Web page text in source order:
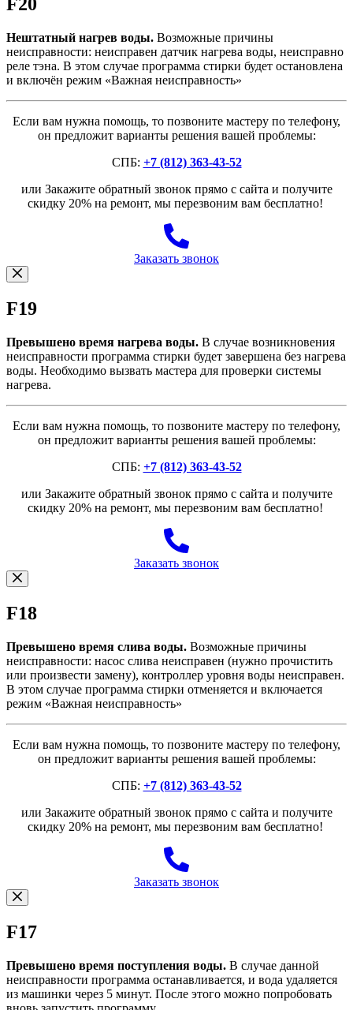
F20
Нештатный нагрев воды. Возможные причины
неисправности: неисправен датчик нагрева воды, неисправно
реле тэна. В этом случае программа стирки будет остановлена
и включён режим «Важная неисправность»
Если вам нужна помощь, то позвоните мастеру по телефону,
он предложит варианты решения вашей проблемы:
СПБ: +7 (812) 363-43-52
или Закажите обратный звонок прямо с сайта и получите
скидку 20% на ремонт, мы перезвоним вам бесплатно!
Заказать звонок
F19
Превышено время нагрева воды. В случае возникновения
неисправности программа стирки будет завершена без нагрева
воды. Необходимо вызвать мастера для проверки системы
нагрева.
Если вам нужна помощь, то позвоните мастеру по телефону,
он предложит варианты решения вашей проблемы:
СПБ: +7 (812) 363-43-52
или Закажите обратный звонок прямо с сайта и получите
скидку 20% на ремонт, мы перезвоним вам бесплатно!
Заказать звонок
F18
Превышено время слива воды. Возможные причины
неисправности: насос слива неисправен (нужно прочистить
или произвести замену), контроллер уровня воды неисправен.
В этом случае программа стирки отменяется и включается
режим «Важная неисправность»
Если вам нужна помощь, то позвоните мастеру по телефону,
он предложит варианты решения вашей проблемы:
СПБ: +7 (812) 363-43-52
или Закажите обратный звонок прямо с сайта и получите
скидку 20% на ремонт, мы перезвоним вам бесплатно!
Заказать звонок
F17
Превышено время поступления воды. В случае данной
неисправности программа останавливается, и вода удаляется
из машинки через 5 минут. После этого можно попробовать